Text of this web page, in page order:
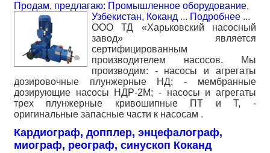
Продам, предлагаю: Промышленное оборудование,
Узбекистан, Коканд ... Подробнее ...
ООО ТД «Харьковский насосный
завод» является
сертифицированным
производителем насосов. Мы
производим: - насосы и агрегаты
дозировочные плунжерные НД; - мембранные
дозирующие насосы НДР-2М; - насосы и агрегаты
трех плунжерные кривошипные ПТ и Т, -
оригинальные запасные части к насосам .
Кардиограф, допплер, энцефалограф,
миограф, реограф, синускоп Коканд